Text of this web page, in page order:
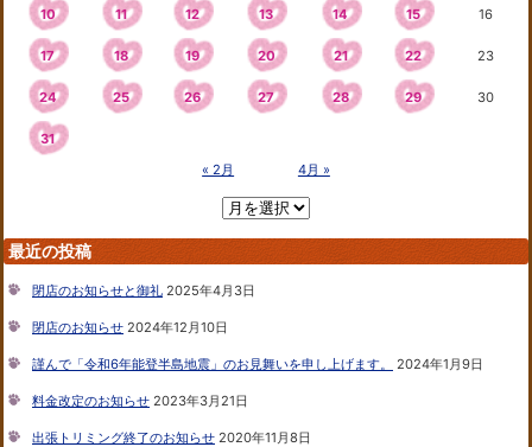
10 11 12 13 14 15 16
17 18 19 20 21 22 23
24 25 26 27 28 29 30
31
« 2月
4月 »
最近の投稿
閉店のお知らせと御礼 2025年4月3日
閉店のお知らせ 2024年12月10日
謹んで「令和6年能登半島地震」のお見舞いを申し上げます。 2024年1月9日
料金改定のお知らせ 2023年3月21日
出張トリミング終了のお知らせ 2020年11月8日